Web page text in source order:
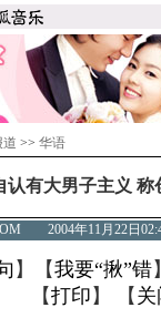
道 >> 华语
认有大男子主义 称
2004年11月22日
】【我要“揪”错
【打印 】 【 关